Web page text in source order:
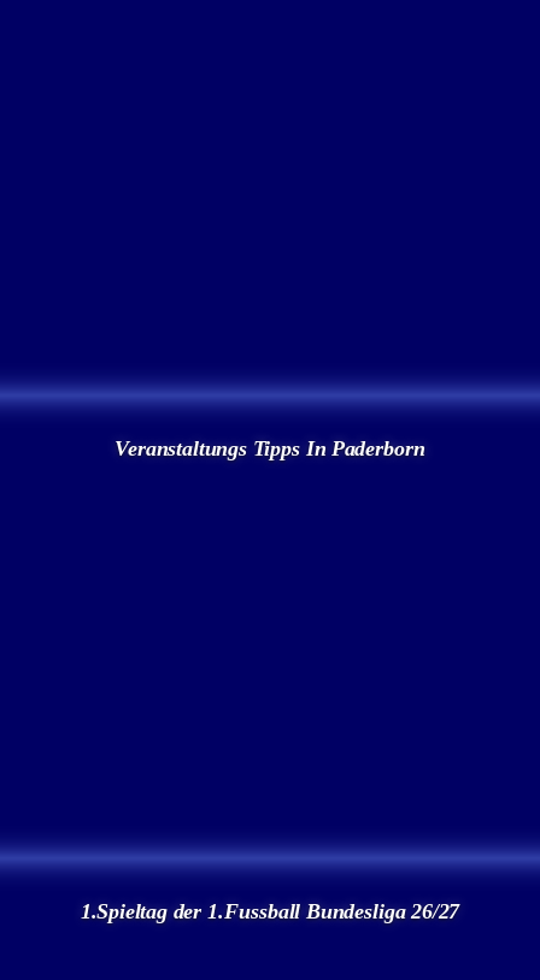
Veranstaltungs Tipps In Paderborn
1.Spieltag der 1.Fussball Bundesliga 26/27